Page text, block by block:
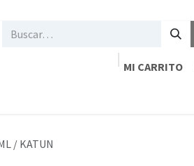
MI CARRITO
/ KATUN